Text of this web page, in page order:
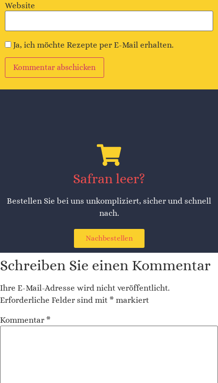
Website
Ja, ich möchte Rezepte per E-Mail erhalten.
Alternative:
Safran leer?
Bestellen Sie bei uns unkompliziert, sicher und schnell
nach.
Nachbestellen
Schreiben Sie einen Kommentar
Ihre E-Mail-Adresse wird nicht veröffentlicht.
Erforderliche Felder sind mit * markiert
Kommentar *